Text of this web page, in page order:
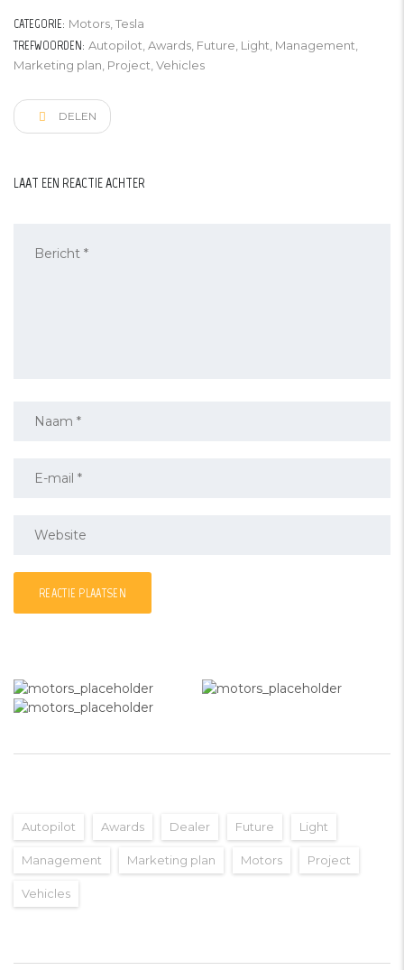
CATEGORIE: Motors Tesla
TREFWOORDEN: Autopilot Awards Future Light Management
Marketing plan Project Vehicles
DELEN
LAAT EEN REACTIE ACHTER
Autopilot Awards Dealer Future Light
Management Marketing plan Motors Project
Vehicles